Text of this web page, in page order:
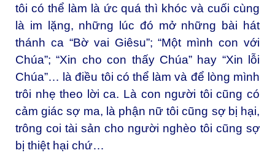
tôi có thể làm là ức quá thì khóc và cuối cùng
là im lặng, những lúc đó mở những bài hát
thánh ca “Bờ vai Giêsu”; “Một mình con với
Chúa”; “Xin cho con thấy Chúa” hay “Xin lỗi
Chúa”… là điều tôi có thể làm và để lòng mình
trôi nhẹ theo lời ca. Là con người tôi cũng có
cảm giác sợ ma, là phận nữ tôi cũng sợ bị hại,
trông coi tài sản cho người nghèo tôi cũng sợ
bị thiệt hại chứ…